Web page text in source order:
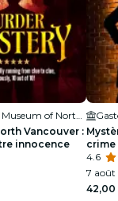
MONOVA: Museum of North Vancouver
Vancouver :
innocence
ville
4.6
7 août
42,00